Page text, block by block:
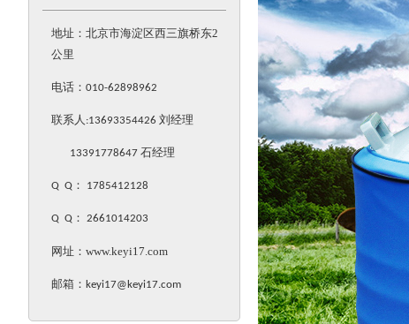
地址：北京市海淀区西三旗桥东2
公里
电话： 010-62898962
联系人:13693354426 刘经理
13391778647 石经理
Q Q ： 1785412128
Q Q ： 2661014203
网址： www.keyi17.com
邮箱： keyi17@keyi17.com